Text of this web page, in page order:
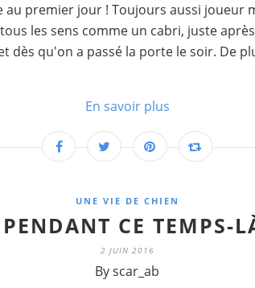
au premier jour ! Toujours aussi joueur
les sens comme un cabri, juste
dès qu'on a passé la porte le soir. De
En savoir plus
UNE VIE DE CHIEN
PENDANT CE TEMPS-
2 JUIN 2016
By scar_ab